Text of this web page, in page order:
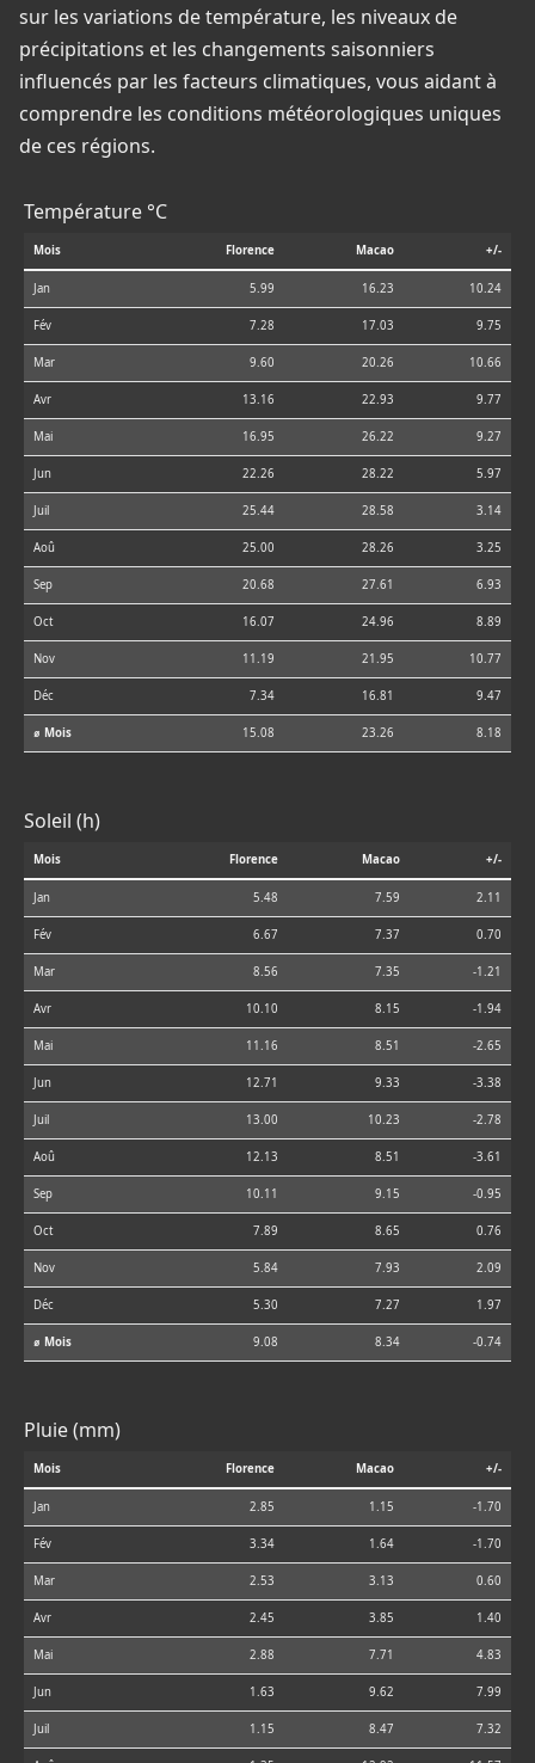
sur les variations de température, les niveaux de
précipitations et les changements saisonniers
influencés par les facteurs climatiques, vous aidant à
comprendre les conditions météorologiques uniques
de ces régions.
Température °C
Mois Florence Macao +/-
Jan 5.99 16.23 10.24
Fév 7.28 17.03 9.75
Mar 9.60 20.26 10.66
Avr 13.16 22.93 9.77
Mai 16.95 26.22 9.27
Jun 22.26 28.22 5.97
Juil 25.44 28.58 3.14
Aoû 25.00 28.26 3.25
Sep 20.68 27.61 6.93
Oct 16.07 24.96 8.89
Nov 11.19 21.95 10.77
Déc 7.34 16.81 9.47
⌀ Mois 15.08 23.26 8.18
Soleil (h)
Mois Florence Macao +/-
Jan 5.48 7.59 2.11
Fév 6.67 7.37 0.70
Mar 8.56 7.35 -1.21
Avr 10.10 8.15 -1.94
Mai 11.16 8.51 -2.65
Jun 12.71 9.33 -3.38
Juil 13.00 10.23 -2.78
Aoû 12.13 8.51 -3.61
Sep 10.11 9.15 -0.95
Oct 7.89 8.65 0.76
Nov 5.84 7.93 2.09
Déc 5.30 7.27 1.97
⌀ Mois 9.08 8.34 -0.74
Pluie (mm)
Mois Florence Macao +/-
Jan 2.85 1.15 -1.70
Fév 3.34 1.64 -1.70
Mar 2.53 3.13 0.60
Avr 2.45 3.85 1.40
Mai 2.88 7.71 4.83
Jun 1.63 9.62 7.99
Juil 1.15 8.47 7.32